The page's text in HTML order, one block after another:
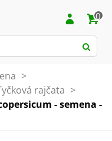
0
>
rajčata >
- semena -